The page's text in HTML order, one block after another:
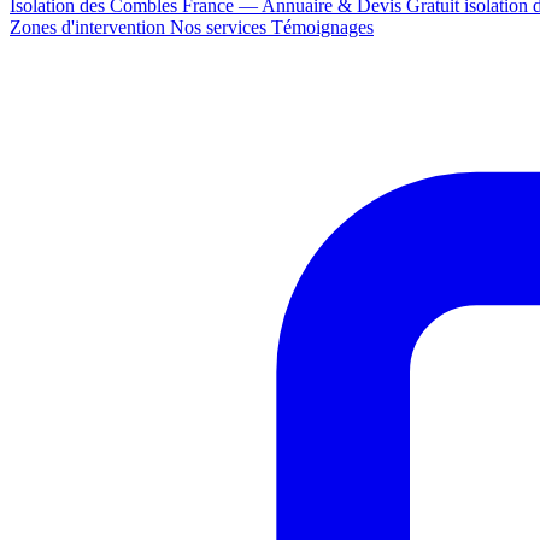
Isolation des Combles France — Annuaire & Devis Gratuit isolation
Zones d'intervention Nos services Témoignages